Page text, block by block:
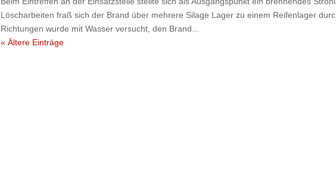
Löscharbeiten fraß sich der Brand über mehrere Silage Lager zu einem Reifenlager
Richtungen wurde mit Wasser versucht, den Brand...
« Ältere Einträge